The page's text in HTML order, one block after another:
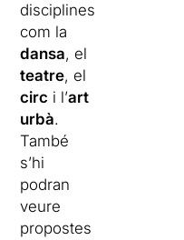
disciplines
com la
dansa, el
teatre, el
circ i l’art
urbà.
També
s’hi
podran
veure
propostes